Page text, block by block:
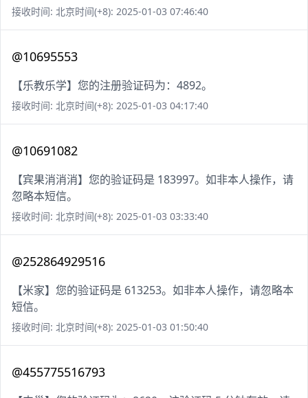
接收时间: 北京时间(+8): 2025-01-03 07:46:40
@10695553
【乐教乐学】您的注册验证码为：4892。
接收时间: 北京时间(+8): 2025-01-03 04:17:40
@10691082
【宾果消消消】您的验证码是 183997。如非本人操作，请
忽略本短信。
接收时间: 北京时间(+8): 2025-01-03 03:33:40
@252864929516
【米家】您的验证码是 613253。如非本人操作，请忽略本
短信。
接收时间: 北京时间(+8): 2025-01-03 01:50:40
@455775516793